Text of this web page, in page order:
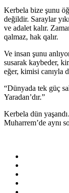
Kerbela bize şunu
değildir. Saraylar
ve adalet kalır.
qalmaz, hak qalır.
Ve insan şunu
susarak kaybeder,
eğer, kimisi canıyla
“Dünyada tek güç
Yaradan’dır.”
Kerbela dün
Muharrem’de aynı